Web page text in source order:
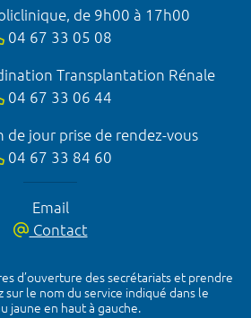
de 9h00 à 17h00
04 67 33 05 08
Transplantation Rénale
04 67 33 06 44
de jour prise de rendez-vous
04 67 33 84 60
Email
Contact
d’ouverture des secrétariats et prendre
sur le nom du service indiqué dans le
jaune en haut à gauche.